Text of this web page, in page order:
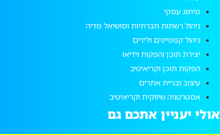
מיתוג עסקי
ניהול רשתות חברתיות וסושיאל מדיה
ניהול קמפיינים ולידים
יצירת תוכן והפקות וידיאו
הפקות תוכן וקריאיטיב
עיצוב ובניית אתרים
אסטרטגיה שיווקית וקריאיטיב
אולי יעניין אתכם גם